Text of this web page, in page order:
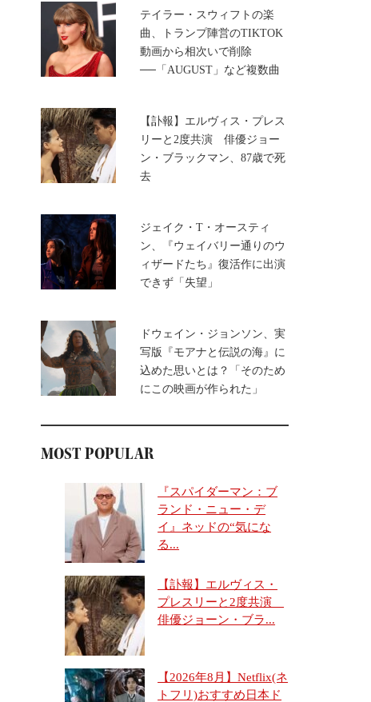
テイラー・スウィフトの楽
曲、トランプ陣営のTIKTOK
動画から相次いで削除
──「AUGUST」など複数曲
【訃報】エルヴィス・プレス
リーと2度共演 俳優ジョー
ン・ブラックマン、87歳で死
去
ジェイク・T・オースティ
ン、『ウェイバリー通りのウ
ィザードたち』復活作に出演
できず「失望」
ドウェイン・ジョンソン、実
写版『モアナと伝説の海』に
込めた思いとは？「そのため
にこの映画が作られた」
MOST POPULAR
『スパイダーマン：ブ
ランド・ニュー・デ
イ』ネッドの“気にな
る...
【訃報】エルヴィス・
プレスリーと2度共演
俳優ジョーン・ブラ...
【2026年8月】Netflix(ネ
トフリ)おすすめ日本ド